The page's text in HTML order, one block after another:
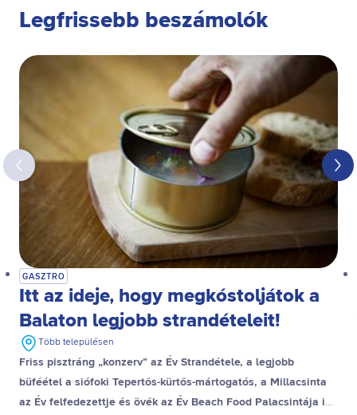
Legfrissebb beszámolók
GASZTRO
Itt az ideje, hogy megkóstoljátok a
Balaton legjobb strandételeit!
Több településen
Friss pisztráng „konzerv” az Év Strandétele, a legjobb
büféétel a siófoki Tepertős-kürtős-mártogatós, a Millacsinta
az Év felfedezettje és övék az Év Beach Food Palacsintája is,